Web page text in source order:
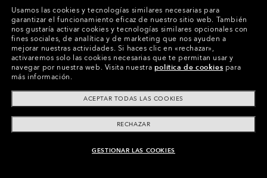
AÑADIR AL CARRITO
Colores (15) LentesPrizm Snow Dark Grey,
CintaMatte White
Paga a plazos
Usamos las cookies y tecnologías similares necesarias para
garantizar el funcionamiento eficaz de nuestro sitio web. También
nos gustaría activar cookies y tecnologías similares opcionales con
fines sociales, de analítica y de marketing que nos ayuden a
mejorar nuestras actividades. Si haces clic en «rechazar»,
activaremos solo las cookies necesarias que te permitan usar y
navegar por nuestra web. Visita nuestra política de cookies para
más información.
ACEPTAR TODAS LAS COOKIES
RECHAZAR
GESTIONAR LAS COOKIES
SUSCRÍBETE